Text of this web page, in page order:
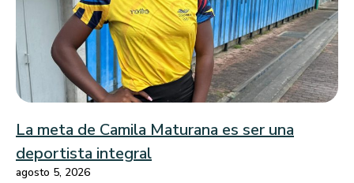
La meta de Camila Maturana es ser una
deportista integral
agosto 5, 2026